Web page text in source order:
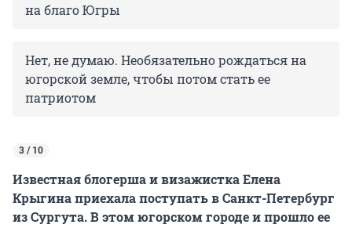
на благо Югры
Нет, не думаю. Необязательно рождаться на
югорской земле, чтобы потом стать ее
патриотом
3 / 10
Известная блогерша и визажистка Елена
Крыгина приехала поступать в Санкт-Петербург
из Сургута. В этом югорском городе и прошло ее